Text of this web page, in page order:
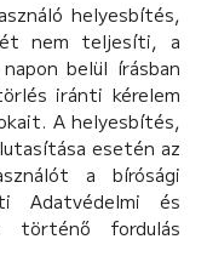
helyesbítés,
nem teljesíti, a
belül írásban
iránti kérelem
A helyesbítés,
esetén az
a bírósági
Adatvédelmi és
történő fordulás